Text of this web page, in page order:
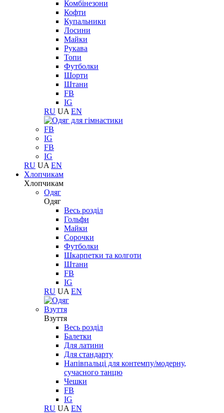
Комбінезони
Кофти
Купальники
Лосини
Майки
Рукава
Топи
Футболки
Шорти
Штани
FB
IG
RU UA EN
FB
IG
FB
IG
RU UA EN
Хлопчикам
Хлопчикам
Одяг
Одяг
Весь розділ
Гольфи
Майки
Сорочки
Футболки
Шкарпетки та колготи
Штани
FB
IG
RU UA EN
Взуття
Взуття
Весь розділ
Балетки
Для латини
Для стандарту
Напівпальці для контемпу/модерну,
сучасного танцю
Чешки
FB
IG
RU UA EN